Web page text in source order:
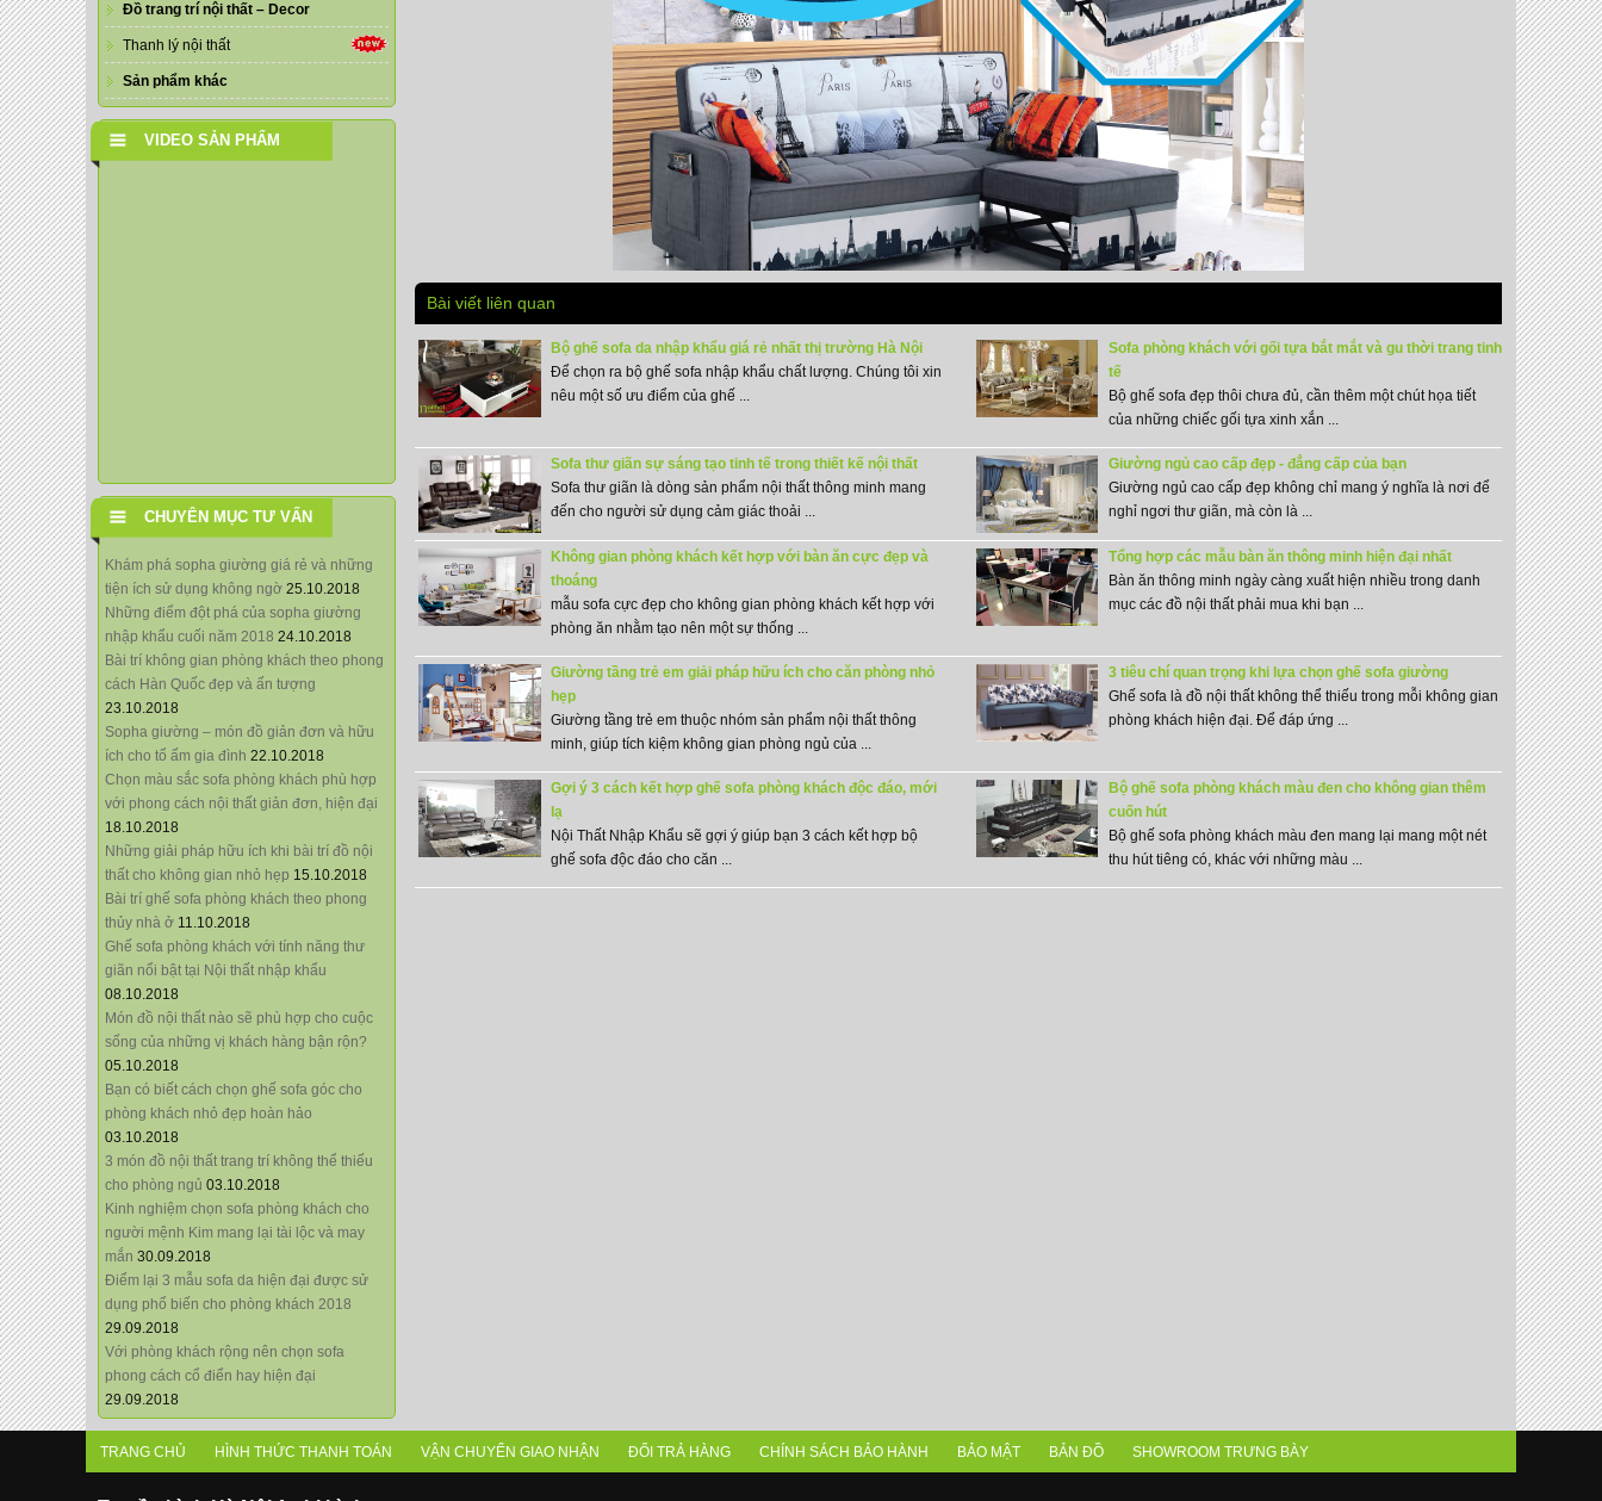
Đồ trang trí nội thất – Decor
Thanh lý nội thất
Sản phẩm khác
VIDEO SẢN PHẨM
CHUYÊN MỤC TƯ VẤN
Khám phá sopha giường giá rẻ và những
tiện ích sử dụng không ngờ 25.10.2018
Những điểm đột phá của sopha giường
nhập khẩu cuối năm 2018 24.10.2018
Bài trí không gian phòng khách theo phong
cách Hàn Quốc đẹp và ấn tượng
23.10.2018
Sopha giường – món đồ giản đơn và hữu
ích cho tổ ấm gia đình 22.10.2018
Chọn màu sắc sofa phòng khách phù hợp
với phong cách nội thất giản đơn, hiện đại
18.10.2018
Những giải pháp hữu ích khi bài trí đồ nội
thất cho không gian nhỏ hẹp 15.10.2018
Bài trí ghế sofa phòng khách theo phong
thủy nhà ở 11.10.2018
Ghế sofa phòng khách với tính năng thư
giãn nổi bật tại Nội thất nhập khẩu
08.10.2018
Món đồ nội thất nào sẽ phù hợp cho cuộc
sống của những vị khách hàng bận rộn?
05.10.2018
Bạn có biết cách chọn ghế sofa góc cho
phòng khách nhỏ đẹp hoàn hảo
03.10.2018
3 món đồ nội thất trang trí không thể thiếu
cho phòng ngủ 03.10.2018
Kinh nghiệm chọn sofa phòng khách cho
người mệnh Kim mang lại tài lộc và may
mắn 30.09.2018
Điểm lại 3 mẫu sofa da hiện đại được sử
dụng phổ biến cho phòng khách 2018
29.09.2018
Với phòng khách rộng nên chọn sofa
phong cách cổ điển hay hiện đại
29.09.2018
Bài viết liên quan
Bộ ghế sofa da nhập khẩu giá rẻ nhất thị trường Hà Nội
Để chọn ra bộ ghế sofa nhập khẩu chất lượng. Chúng tôi xin
nêu một số ưu điểm của ghế ...
Sofa phòng khách với gối tựa bắt mắt và gu thời trang tinh
tế
Bộ ghế sofa đẹp thôi chưa đủ, cần thêm một chút họa tiết
của những chiếc gối tựa xinh xắn ...
Sofa thư giãn sự sáng tạo tinh tế trong thiết kế nội thất
Sofa thư giãn là dòng sản phẩm nội thất thông minh mang
đến cho người sử dụng cảm giác thoải ...
Giường ngủ cao cấp đẹp - đẳng cấp của bạn
Giường ngủ cao cấp đẹp không chỉ mang ý nghĩa là nơi để
nghỉ ngơi thư giãn, mà còn là ...
Không gian phòng khách kết hợp với bàn ăn cực đẹp và
thoáng
mẫu sofa cực đẹp cho không gian phòng khách kết hợp với
phòng ăn nhằm tạo nên một sự thống ...
Tổng hợp các mẫu bàn ăn thông minh hiện đại nhất
Bàn ăn thông minh ngày càng xuất hiện nhiều trong danh
mục các đồ nội thất phải mua khi bạn ...
Giường tầng trẻ em giải pháp hữu ích cho căn phòng nhỏ
hẹp
Giường tầng trẻ em thuộc nhóm sản phẩm nội thất thông
minh, giúp tích kiệm không gian phòng ngủ của ...
3 tiêu chí quan trọng khi lựa chọn ghế sofa giường
Ghế sofa là đồ nội thất không thể thiếu trong mỗi không gian
phòng khách hiện đại. Để đáp ứng ...
Gợi ý 3 cách kết hợp ghế sofa phòng khách độc đáo, mới
lạ
Nội Thất Nhập Khẩu sẽ gợi ý giúp bạn 3 cách kết hợp bộ
ghế sofa độc đáo cho căn ...
Bộ ghế sofa phòng khách màu đen cho không gian thêm
cuốn hút
Bộ ghế sofa phòng khách màu đen mang lại mang một nét
thu hút tiêng có, khác với những màu ...
TRANG CHỦ HÌNH THỨC THANH TOÁN VẬN CHUYỂN GIAO NHẬN ĐỔI TRẢ HÀNG CHÍNH SÁCH BẢO HÀNH BẢO MẬT BẢN ĐỒ SHOWROOM TRƯNG BÀY